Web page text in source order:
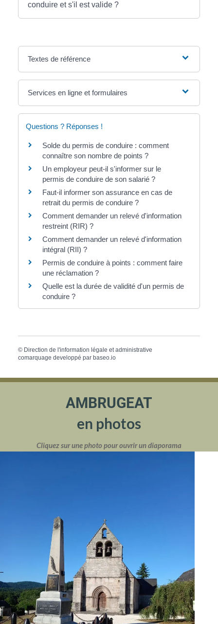
conduire et s'il est valide ?
Textes de référence
Services en ligne et formulaires
Questions ? Réponses !
Solde du permis de conduire : comment
connaître son nombre de points ?
Un employeur peut-il s'informer sur le
permis de conduire de son salarié ?
Faut-il informer son assurance en cas de
retrait du permis de conduire ?
Comment demander un relevé d'information
restreint (RIR) ?
Comment demander un relevé d'information
intégral (RII) ?
Permis de conduire à points : comment faire
une réclamation ?
Quelle est la durée de validité d'un permis de
conduire ?
© Direction de l'information légale et administrative
comarquage developpé par baseo.io
AMBRUGEAT
en photos
Cliquez sur une photo pour ouvrir un diaporama